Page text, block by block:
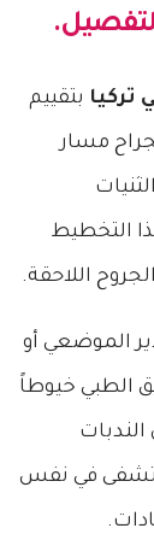
تركيا بتقييم
مسار
التخطيط
اللاحقة.
الموضعي أو
الطبي خيوطاً
في نفس